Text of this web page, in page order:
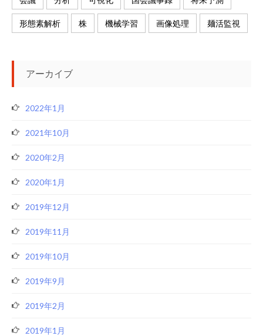
形態素解析 株 機械学習 画像処理 麺活監視
アーカイブ
2022年1月
2021年10月
2020年2月
2020年1月
2019年12月
2019年11月
2019年10月
2019年9月
2019年2月
2019年1月